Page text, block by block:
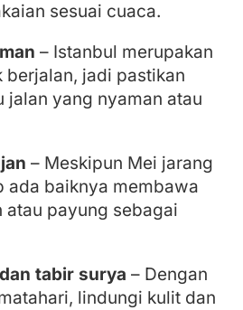
sesuai cuaca.
– Istanbul merupakan
berjalan, jadi pastikan
jalan yang nyaman atau
– Meskipun Mei jarang
ada baiknya membawa
atau payung sebagai
tabir surya – Dengan
lindungi kulit dan